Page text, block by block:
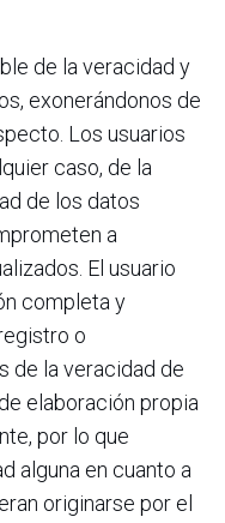
de la veracidad y
exonerándonos de
Los usuarios
caso, de la
de los datos
a
El usuario
completa y
o
de la veracidad de
elaboración propia
por lo que
alguna en cuanto a
originarse por el